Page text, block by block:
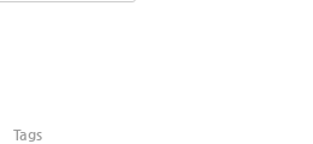
Tags